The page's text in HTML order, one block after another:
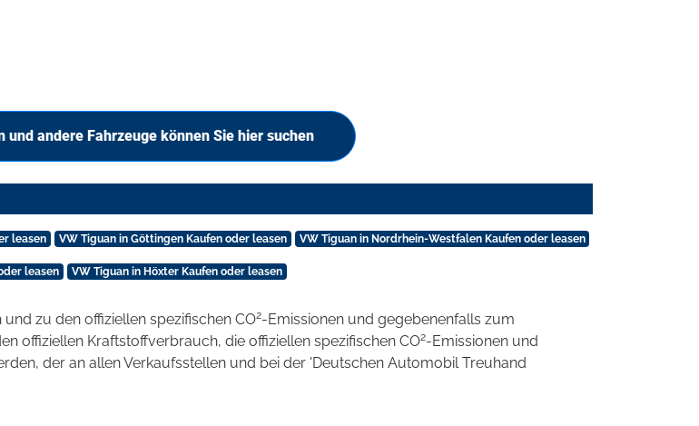
und andere Fahrzeuge können Sie hier suchen
leasen VW Tiguan in Göttingen Kaufen oder leasen VW Tiguan in Nordrhein-Westfalen Kaufen oder leasen
leasen VW Tiguan in Höxter Kaufen oder leasen
zu den offiziellen spezifischen CO2-Emissionen und gegebenenfalls zum
offiziellen Kraftstoffverbrauch, die offiziellen spezifischen CO2-Emissionen und
der an allen Verkaufsstellen und bei der 'Deutschen Automobil Treuhand